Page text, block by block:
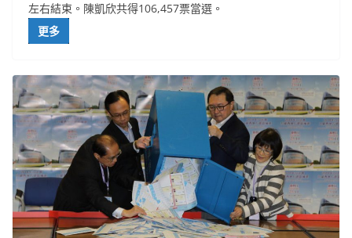
左右結束。陳凱欣共得106,457票當選。
更多